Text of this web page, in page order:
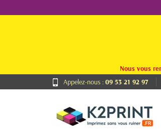
Nous vous
Appelez-nous :09 53 21 92 97